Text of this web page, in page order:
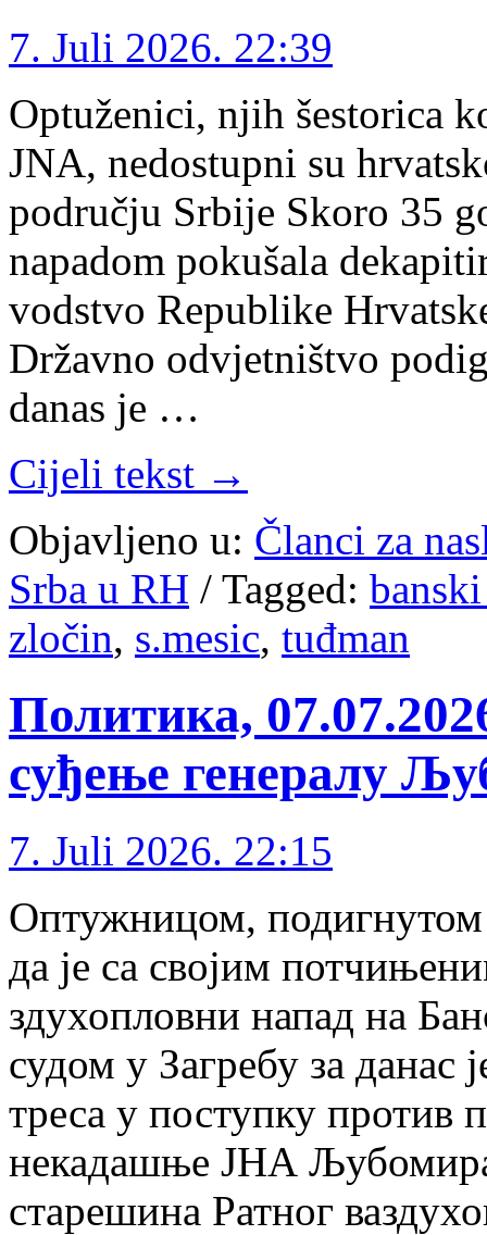
7. Juli 2026. 22:39
Optuženici, njih šestorica
JNA, nedostupni su
području Srbije Skoro 35
napadom pokušala
vodstvo Republike
Državno odvjetništvo
danas je …
Cijeli tekst →
Objavljeno u: Članci za
Srba u RH / Tagged:
zločin, s.mesic, tuđman
Политика,
суђење генералу
7. Juli 2026. 22:15
Оп­ту­жни­цом, по­диг­ну­том
да је са сво­јим
зду­хо­плов­ни на­пад на
су­дом у За­гре­бу за да­нас
тре­са у по­ступ­ку про­тив
не­ка­да­шње ЈНА
ста­ре­ши­на Рат­ног